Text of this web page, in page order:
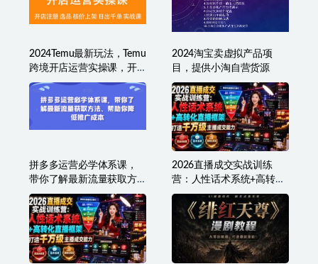
2024Temu最新玩法，Temu
跨境开店运营实操课，开
店注册/选品/核价上架/日
出千单实战课
2024淘宝卖虚拟产品项
目，提供小淘自营货源
拼多多运营必学体系课，
带你了解最新流量获取方
法、帮助你降低推广成本
2026直播成交实战训练
营：人性话术系统+高转化
直播框架，打造千万级主
播成交能力